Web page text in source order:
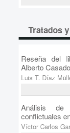
Tratados
Reseña del
Alberto
Luis T. Díaz
Análisis de
conflictuales
Víctor Carlos